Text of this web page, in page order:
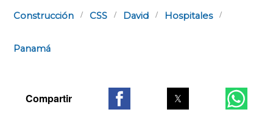
Construcción CSS David Hospitales
Panamá